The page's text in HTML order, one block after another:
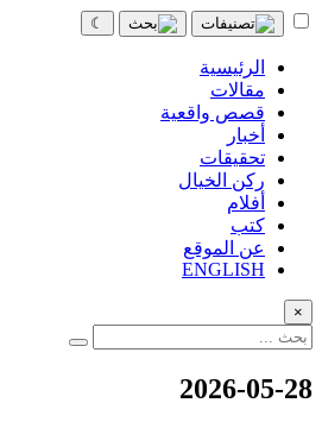
☾
الرئيسية
مقالات
قصص واقعية
أخبار
تحقيقات
ركن الخيال
أفلام
كتب
عن الموقع
ENGLISH
×
2026-05-28